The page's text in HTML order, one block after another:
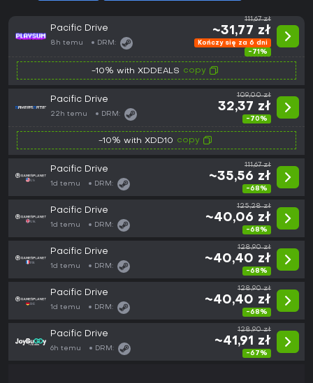
Pacific Drive
8h temu DRM:
111,67 zł
~31,77 zł
Kończy się za 6 dni
-71%
-10% with XDDEALS copy
Pacific Drive
22h temu DRM:
109,00 zł
32,37 zł
-70%
-10% with XDD10 copy
Pacific Drive
1d temu DRM:
111,67 zł
~35,56 zł
-68%
Pacific Drive
1d temu DRM:
125,28 zł
~40,06 zł
-68%
Pacific Drive
1d temu DRM:
128,90 zł
~40,40 zł
-68%
Pacific Drive
1d temu DRM:
128,90 zł
~40,40 zł
-68%
Pacific Drive
6h temu DRM:
128,90 zł
~41,91 zł
-67%